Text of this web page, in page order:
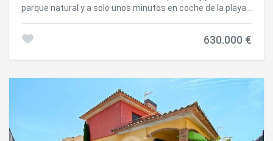
parque natural y a solo unos minutos en coche de la playa
sobre una parcela ajardinada de 585 m². El exterior está
de barbacoa, porche cubierto y una agradable área de
descanso. Dispone también de un garaje cerrado con
espacio para un vehículo. En su interior, la vivienda ofrece
una distribución funcional y luminosa. El salón-comedor
con chimenea crea un ambiente acogedor, y se
complementa con una cocina independiente
630.000 €